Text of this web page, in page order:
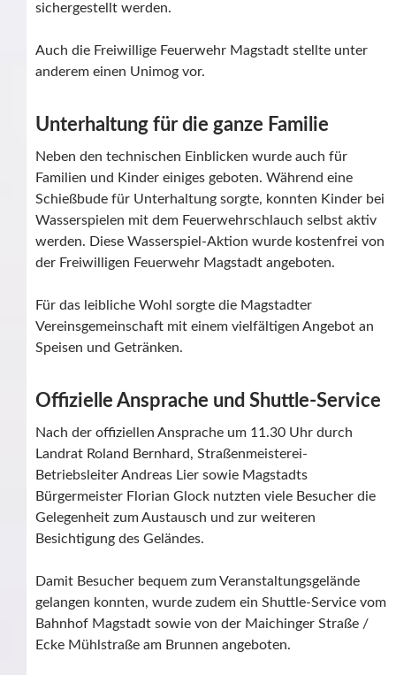
sichergestellt werden.
Auch die Freiwillige Feuerwehr Magstadt stellte unter
anderem einen Unimog vor.
Unterhaltung für die ganze Familie
Neben den technischen Einblicken wurde auch für
Familien und Kinder einiges geboten. Während eine
Schießbude für Unterhaltung sorgte, konnten Kinder bei
Wasserspielen mit dem Feuerwehrschlauch selbst aktiv
werden. Diese Wasserspiel-Aktion wurde kostenfrei von
der Freiwilligen Feuerwehr Magstadt angeboten.
Für das leibliche Wohl sorgte die Magstadter
Vereinsgemeinschaft mit einem vielfältigen Angebot an
Speisen und Getränken.
Offizielle Ansprache und Shuttle-Service
Nach der offiziellen Ansprache um 11.30 Uhr durch
Landrat Roland Bernhard, Straßenmeisterei-
Betriebsleiter Andreas Lier sowie Magstadts
Bürgermeister Florian Glock nutzten viele Besucher die
Gelegenheit zum Austausch und zur weiteren
Besichtigung des Geländes.
Damit Besucher bequem zum Veranstaltungsgelände
gelangen konnten, wurde zudem ein Shuttle-Service vom
Bahnhof Magstadt sowie von der Maichinger Straße /
Ecke Mühlstraße am Brunnen angeboten.